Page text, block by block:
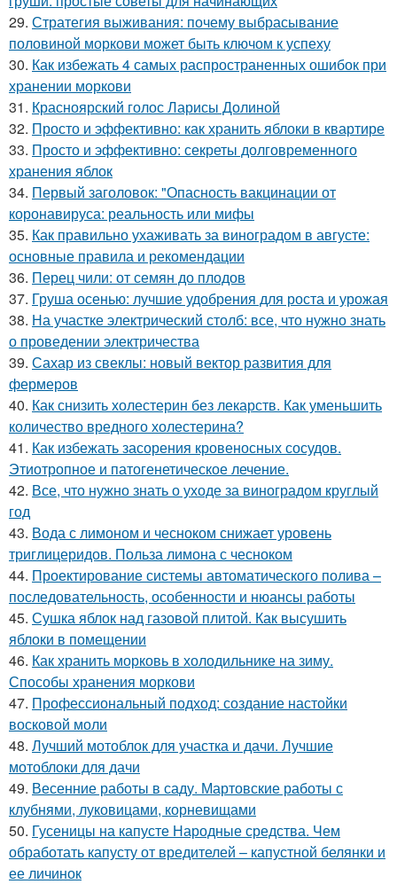
29. Стратегия выживания: почему выбрасывание
половиной моркови может быть ключом к успеху
30. Как избежать 4 самых распространенных ошибок при
хранении моркови
31. Красноярский голос Ларисы Долиной
32. Просто и эффективно: как хранить яблоки в квартире
33. Просто и эффективно: секреты долговременного
хранения яблок
34. Первый заголовок: "Опасность вакцинации от
коронавируса: реальность или мифы
35. Как правильно ухаживать за виноградом в августе:
основные правила и рекомендации
36. Перец чили: от семян до плодов
37. Груша осенью: лучшие удобрения для роста и урожая
38. На участке электрический столб: все, что нужно знать
о проведении электричества
39. Сахар из свеклы: новый вектор развития для
фермеров
40. Как снизить холестерин без лекарств. Как уменьшить
количество вредного холестерина?
41. Как избежать засорения кровеносных сосудов.
Этиотропное и патогенетическое лечение.
42. Все, что нужно знать о уходе за виноградом круглый
год
43. Вода с лимоном и чесноком снижает уровень
триглицеридов. Польза лимона с чесноком
44. Проектирование системы автоматического полива –
последовательность, особенности и нюансы работы
45. Сушка яблок над газовой плитой. Как высушить
яблоки в помещении
46. Как хранить морковь в холодильнике на зиму.
Способы хранения моркови
47. Профессиональный подход: создание настойки
восковой моли
48. Лучший мотоблок для участка и дачи. Лучшие
мотоблоки для дачи
49. Весенние работы в саду. Мартовские работы с
клубнями, луковицами, корневищами
50. Гусеницы на капусте Народные средства. Чем
обработать капусту от вредителей – капустной белянки и
ее личинок